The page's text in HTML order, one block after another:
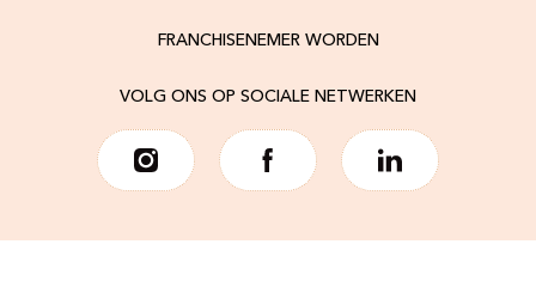
FRANCHISENEMER WORDEN
VOLG ONS OP SOCIALE NETWERKEN